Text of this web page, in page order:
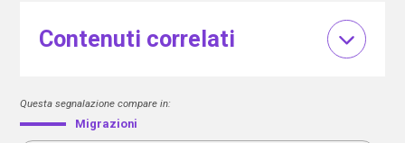
Contenuti correlati
Questa segnalazione compare in:
Migrazioni